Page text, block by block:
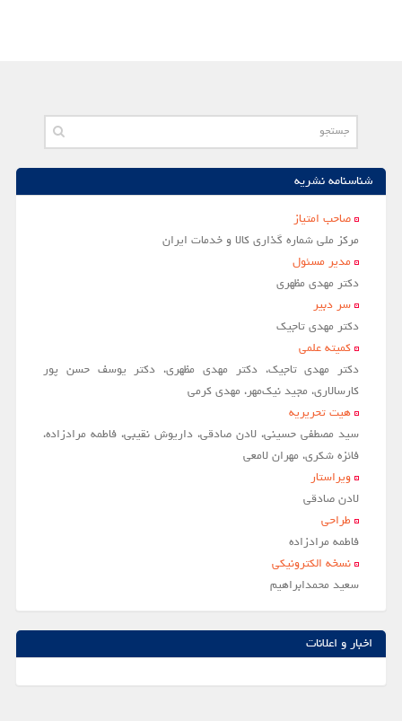
شناسنامه نشریه
صاحب امتياز
مركز ملي شماره گذاري كالا و خدمات ايران
مدير مسئول
دکتر مهدی مظهری
سر دبير
دکتر مهدی تاجیک
کمیته علمی
دکتر مهدی تاجیک، دکتر مهدی مظهری، دکتر یوسف حسن پور
کارسالاری، مجید نیک‌مهر، مهدی کرمی
هیت تحریریه
سید مصطفی حسینی، لادن صادقی، داریوش نقیبی، فاطمه مرادزاده،
فائزه شکری، مهران لامعی
ویراستار
لادن صادقي
طراحی
فاطمه مرادزاده
نسخه الکترونیکی
سعيد محمدابراهيم
اخبار و اعلانات